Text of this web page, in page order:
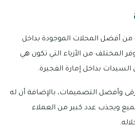
أفضل المحلات الموجودة بداخل
المختلف من الأزياء التي تكون هي
بداخل إمارة الفجيرة.
وأفضل التصميمات، بالإضافة أن له
ويجذب عدد كبير من العملاء